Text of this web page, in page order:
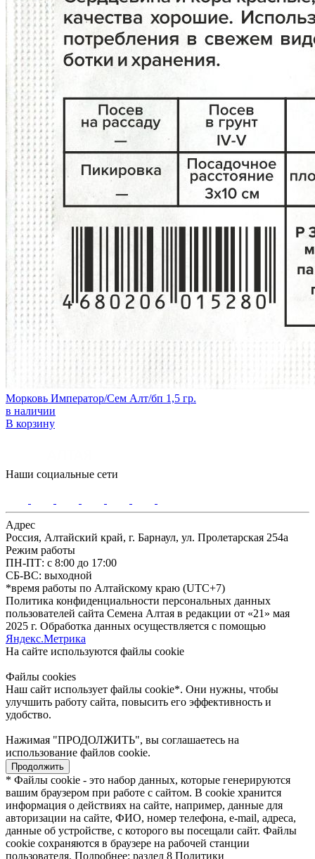
Морковь Император/Сем Алт/бп 1,5 гр.
в наличии
В корзину
Наши социальные сети
Адрес
Россия, Алтайский край, г. Барнаул, ул. Пролетарская 254а
Режим работы
ПН-ПТ: с 8:00 до 17:00
СБ-ВС: выходной
*время работы по Алтайскому краю (UTC+7)
Политика конфиденциальности персональных данных
пользователей сайта Семена Алтая в редакции от «21» мая
2025 г. Обработка данных осуществляется с помощью
Яндекс.Метрика
На сайте используются файлы сookie
Файлы cookies
Наш сайт использует файлы cookie*. Они нужны, чтобы
улучшить работу сайта, повысить его эффективность и
удобство.
Нажимая "ПРОДОЛЖИТЬ", вы соглашаетесь на
использование файлов cookie.
Продолжить
* Файлы cookie - это набор данных, которые генерируются
вашим браузером при работе с сайтом. В cookie хранится
информация о действиях на сайте, например, данные для
авторизации на сайте, ФИО, номер телефона, e-mail, адреса,
данные об устройстве, с которого вы посещали сайт. Файлы
cookie сохраняются в браузере на рабочей станции
пользователя. Подробнее: раздел 8 Политики